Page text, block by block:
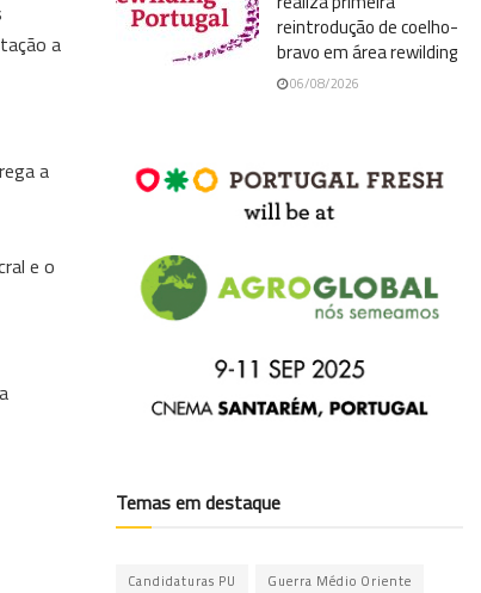
a
a
e o
reintrodução de coelho-
bravo em área rewilding
06/08/2026
Temas em destaque
Candidaturas PU Guerra Médio Oriente